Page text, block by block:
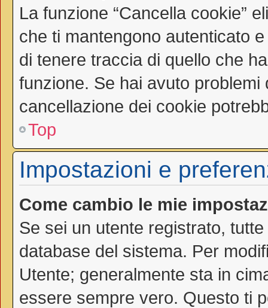
La funzione “Cancella cookie”
che ti mantengono autenticato
di tenere traccia di quello che
funzione. Se hai avuto
cancellazione dei cookie
Top
Impostazioni e
Come cambio le mie
Se sei un utente registrato,
database del sistema. Per
Utente; generalmente sta in
essere sempre vero. Questo ti